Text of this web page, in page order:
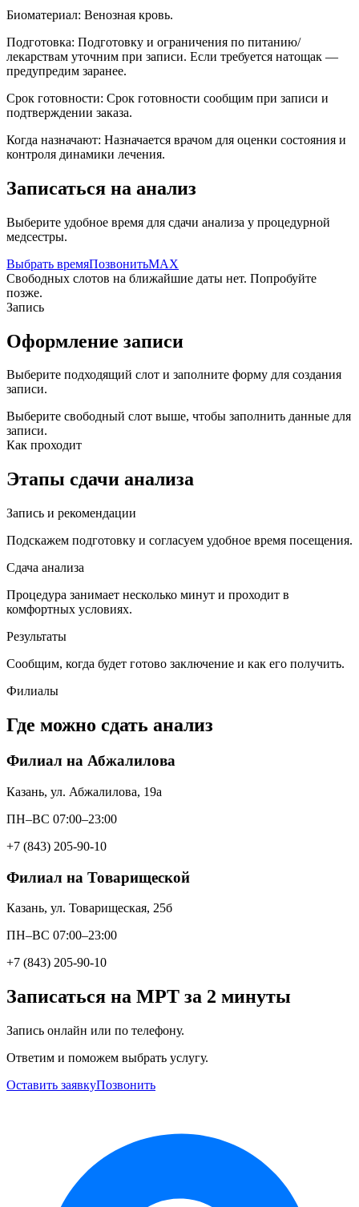
Биоматериал: Венозная кровь.
Подготовка: Подготовку и ограничения по питанию/
лекарствам уточним при записи. Если требуется натощак —
предупредим заранее.
Срок готовности: Срок готовности сообщим при записи и
подтверждении заказа.
Когда назначают: Назначается врачом для оценки состояния и
контроля динамики лечения.
Записаться на анализ
Выберите удобное время для сдачи анализа у процедурной
медсестры.
Выбрать времяПозвонитьMAX
Свободных слотов на ближайшие даты нет. Попробуйте
позже.
Запись
Оформление записи
Выберите подходящий слот и заполните форму для создания
записи.
Выберите свободный слот выше, чтобы заполнить данные для
записи.
Как проходит
Этапы сдачи анализа
Запись и рекомендации
Подскажем подготовку и согласуем удобное время посещения.
Сдача анализа
Процедура занимает несколько минут и проходит в
комфортных условиях.
Результаты
Сообщим, когда будет готово заключение и как его получить.
Филиалы
Где можно сдать анализ
Филиал на Абжалилова
Казань, ул. Абжалилова, 19а
ПН–ВС 07:00–23:00
+7 (843) 205-90-10
Филиал на Товарищеской
Казань, ул. Товарищеская, 25б
ПН–ВС 07:00–23:00
+7 (843) 205-90-10
Записаться на МРТ за 2 минуты
Запись онлайн или по телефону.
Ответим и поможем выбрать услугу.
Оставить заявкуПозвонить